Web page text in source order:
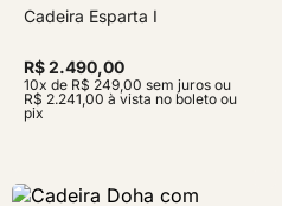
Cadeira Esparta I
R$ 2.490,00
10x de R$ 249,00 sem juros ou
R$ 2.241,00 à vista no boleto ou
pix